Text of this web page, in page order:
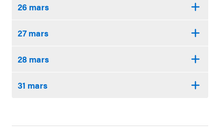
26 mars
27 mars
28 mars
31 mars